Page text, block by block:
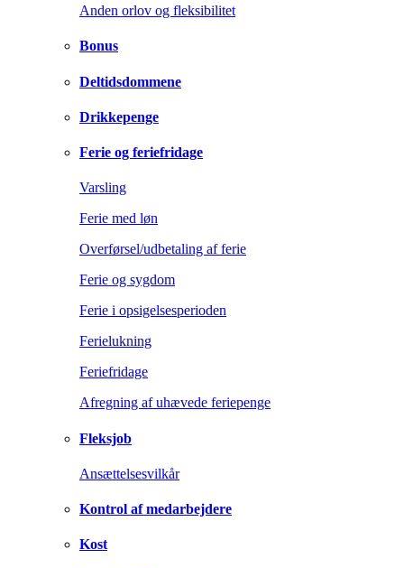
Anden orlov og fleksibilitet
Bonus
Deltidsdommene
Drikkepenge
Ferie og feriefridage
Varsling
Ferie med løn
Overførsel/udbetaling af ferie
Ferie og sygdom
Ferie i opsigelsesperioden
Ferielukning
Feriefridage
Afregning af uhævede feriepenge
Fleksjob
Ansættelsesvilkår
Kontrol af medarbejdere
Kost